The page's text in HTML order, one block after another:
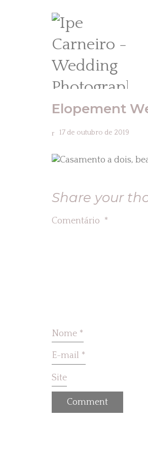
Elopement
17 de outubro de 2019
Share your
Comentário *
Nome *
E-mail *
Site